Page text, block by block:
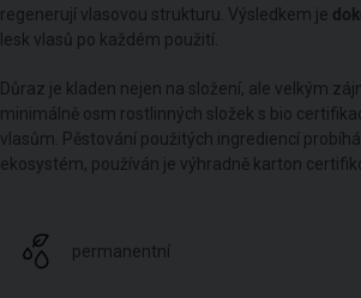
regenerují vlasovou strukturu. Výsledkem je
lesk vlasů po každém použití.
Důraz je kladen nejen na složení, ale velkým
minimálně osm rostlinných složek s bio
vlasům. Pěstování použitých ingrediencí
ekosystém, používán je výhradně karton
permanentní